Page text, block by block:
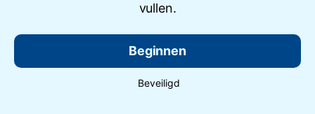
vullen.
Beginnen
Beveiligd